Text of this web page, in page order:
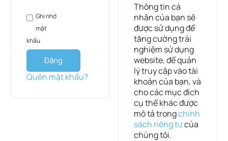
Ghi nhớ
mật
khẩu
Đăng
nhập
Quên mật khẩu?
Thông tin cá
nhân của bạn sẽ
được sử dụng để
tăng cường trải
nghiệm sử dụng
website, để quản
lý truy cập vào tài
khoản của bạn, và
cho các mục đích
cụ thể khác được
mô tả trongchính
sách riêng tưcủa
chúng tôi.